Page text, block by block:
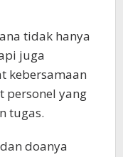
tidak hanya
juga
kebersamaan
personel yang
tugas.
doanya